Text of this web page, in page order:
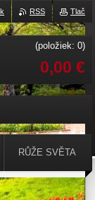
RŮŽE SVĚTA
Tlač
RSS
(položiek: 0)
0,00 €